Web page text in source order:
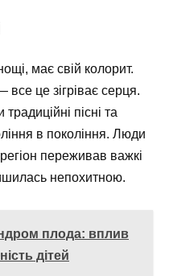
має свій колорит.
це зігріває серця.
пісні та
в покоління. Люди
переживав важкі
непохитною.
плода: вплив
дітей